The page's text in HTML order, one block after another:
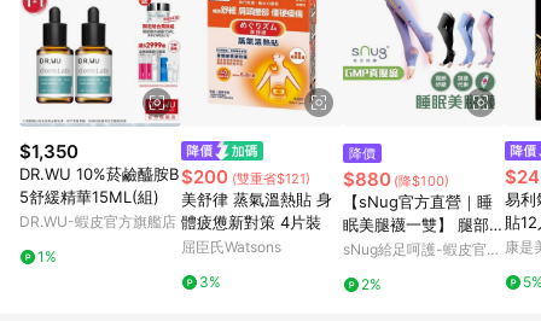
$1,350
DR.WU 10%菸鹼醯胺B
5舒緩精華15ML(組)
DR.WU-蝦皮官方旗艦店
1%
$200 (雙重省$121)
美舒律 蒸氣溫熱貼 身
體疲憊新對策 4片裝
屈臣氏Watsons
3%
降價
$880 (降$100)
【sNug官方直營｜睡
眠美腿襪一雙】 腿部放
鬆 舒緩肌肉緊繃 修飾
久坐、工作者 台灣製
sNug給足呵護-蝦皮官方
2%
易利
貼12
康是